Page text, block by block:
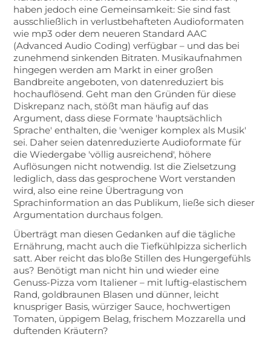
haben jedoch eine Gemeinsamkeit: Sie sind fast
ausschließlich in verlustbehafteten Audioformaten
wie mp3 oder dem neueren Standard AAC
(Advanced Audio Coding) verfügbar – und das bei
zunehmend sinkenden Bitraten. Musikaufnahmen
hingegen werden am Markt in einer großen
Bandbreite angeboten, von datenreduziert bis
hochauflösend. Geht man den Gründen für diese
Diskrepanz nach, stößt man häufig auf das
Argument, dass diese Formate 'hauptsächlich
Sprache' enthalten, die 'weniger komplex als Musik'
sei. Daher seien datenreduzierte Audioformate für
die Wiedergabe 'völlig ausreichend', höhere
Auflösungen nicht notwendig. Ist die Zielsetzung
lediglich, dass das gesprochene Wort verstanden
wird, also eine reine Übertragung von
Sprachinformation an das Publikum, ließe sich dieser
Argumentation durchaus folgen.
Überträgt man diesen Gedanken auf die tägliche
Ernährung, macht auch die Tiefkühlpizza sicherlich
satt. Aber reicht das bloße Stillen des Hungergefühls
aus? Benötigt man nicht hin und wieder eine
Genuss-Pizza vom Italiener – mit luftig-elastischem
Rand, goldbraunen Blasen und dünner, leicht
knuspriger Basis, würziger Sauce, hochwertigen
Tomaten, üppigem Belag, frischem Mozzarella und
duftenden Kräutern?